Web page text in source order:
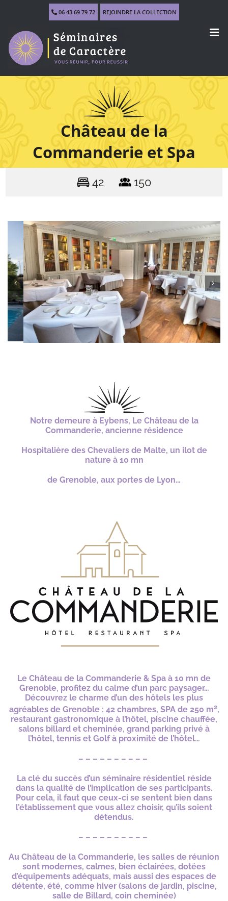
06 43 69 79 72 REJOINDRE LA COLLECTION
Château de la
Commanderie et Spa
42 150
Notre demeure à Eybens, Le Château de la
Commanderie, ancienne résidence
Hospitalière des Chevaliers de Malte, un ilot de
nature à 10 mn
de Grenoble, aux portes de Lyon…
Le Château de la Commanderie & Spa à 10 mn de
Grenoble, profitez du calme d’un parc paysager…
Découvrez le charme d’un des hôtels les plus
agréables de Grenoble : 42 chambres, SPA de 250 m2,
restaurant gastronomique à l’hôtel, piscine chauffée,
salons billard et cheminée, grand parking privé à
l’hôtel, tennis et Golf à proximité de l’hôtel…
– – – – – – – – – –
La clé du succès d’un séminaire résidentiel réside
dans la qualité de l’implication de ses participants.
Pour cela, il faut que ceux-ci se sentent bien dans
l’établissement que vous allez choisir, qu’ils soient
détendus.
– – – – – – – – – –
Au Château de la Commanderie, les salles de réunion
sont modernes, calmes, bien éclairées, dotées
d’équipements adéquats, mais aussi des espaces de
détente, été, comme hiver (salons de jardin, piscine,
salle de Billard, coin cheminée)